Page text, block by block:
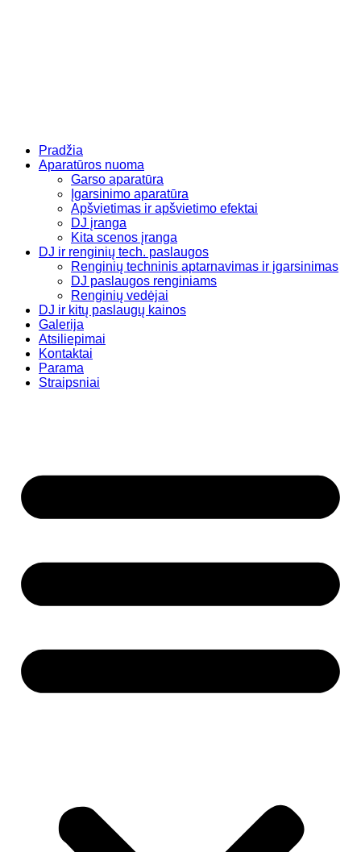
Pradžia
Aparatūros nuoma
Garso aparatūra
Įgarsinimo aparatūra
Apšvietimas ir apšvietimo efektai
DJ įranga
Kita scenos įranga
DJ ir renginių tech. paslaugos
Renginių techninis aptarnavimas ir įgarsinimas
DJ paslaugos renginiams
Renginių vedėjai
DJ ir kitų paslaugų kainos
Galerija
Atsiliepimai
Kontaktai
Parama
Straipsniai